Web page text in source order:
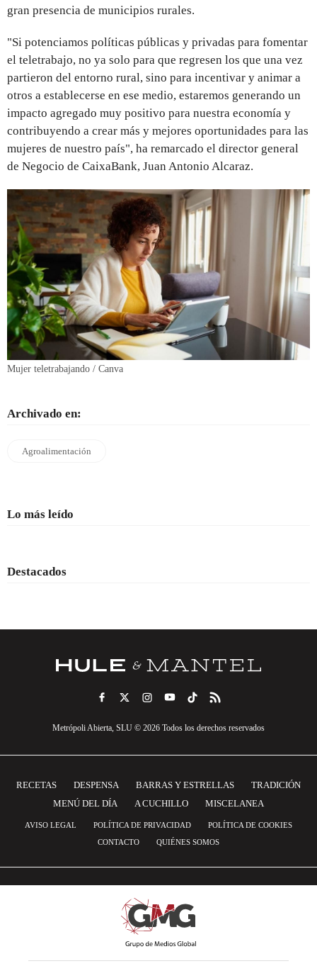
gran presencia de municipios rurales.
"Si potenciamos políticas públicas y privadas para fomentar
el teletrabajo, no ya solo para que regresen los que una vez
partieron del entorno rural, sino para incentivar y animar a
otros a establecerse en ese medio, estaremos generando un
impacto agregado muy positivo para nuestra economía y
contribuyendo a crear más y mejores oportunidades para las
mujeres de nuestro país", ha remarcado el director general
de Negocio de CaixaBank, Juan Antonio Alcaraz.
Mujer teletrabajando / Canva
Archivado en:
Agroalimentación
Lo más leído
Destacados
Metrópoli Abierta, SLU © 2026 Todos los derechos reservados
RECETAS DESPENSA BARRAS Y ESTRELLAS
TRADICIÓN
MENÚ DEL DÍA
A CUCHILLO MISCELANEA
AVISO LEGAL POLÍTICA DE PRIVACIDAD
POLÍTICA DE COOKIES
CONTACTO
QUIÉNES SOMOS